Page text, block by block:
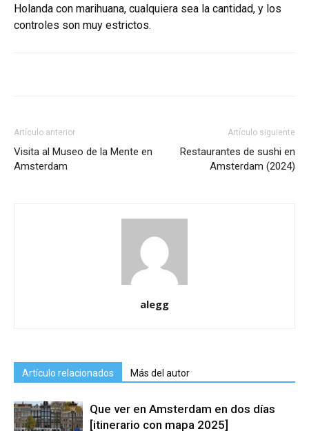
Holanda con marihuana, cualquiera sea la cantidad, y los
controles son muy estrictos.
Artículo anterior
Visita al Museo de la Mente en
Amsterdam
Artículo siguiente
Restaurantes de sushi en
Amsterdam (2024)
alegg
Artículo relacionados Más del autor
Que ver en Amsterdam en dos días
[itinerario con mapa 2025]